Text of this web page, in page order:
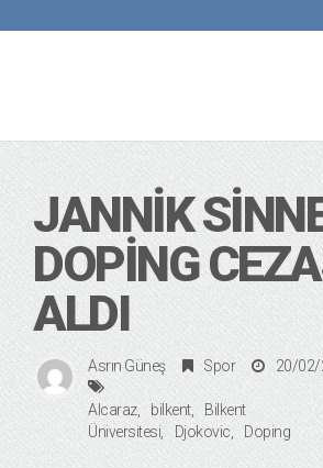
JANNIK
DOPING
ALDI
Asrın Güneş Spor 20/02/
Alcaraz bilkent
Bilkent
Üniversitesi
Djokovic Doping